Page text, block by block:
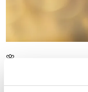
🌸
Bende gördüğün